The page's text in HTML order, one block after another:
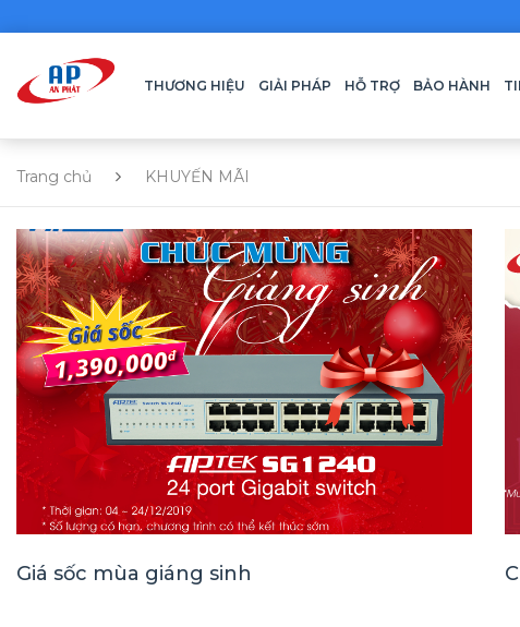
THƯƠNG HIỆU GIẢI PHÁP HỖ TRỢ BẢO HÀNH
Trang chủ KHUYẾN MÃI
Giá sốc mùa giáng sinh